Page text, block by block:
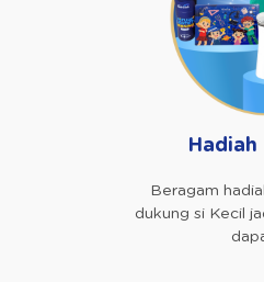
Hadiah
Beragam
dukung si Kecil